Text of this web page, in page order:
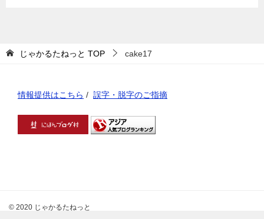
じゃかるたねっと TOP cake17
情報提供はこちら / 誤字・脱字のご指摘
© 2020 じゃかるたねっと